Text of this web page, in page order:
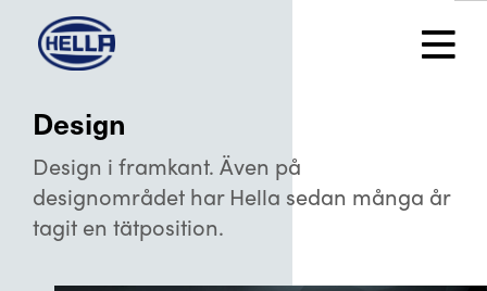
Design
Design i framkant. Även på
designområdet har Hella sedan många år
tagit en tätposition.